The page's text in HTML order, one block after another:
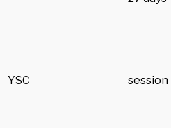
YSC session